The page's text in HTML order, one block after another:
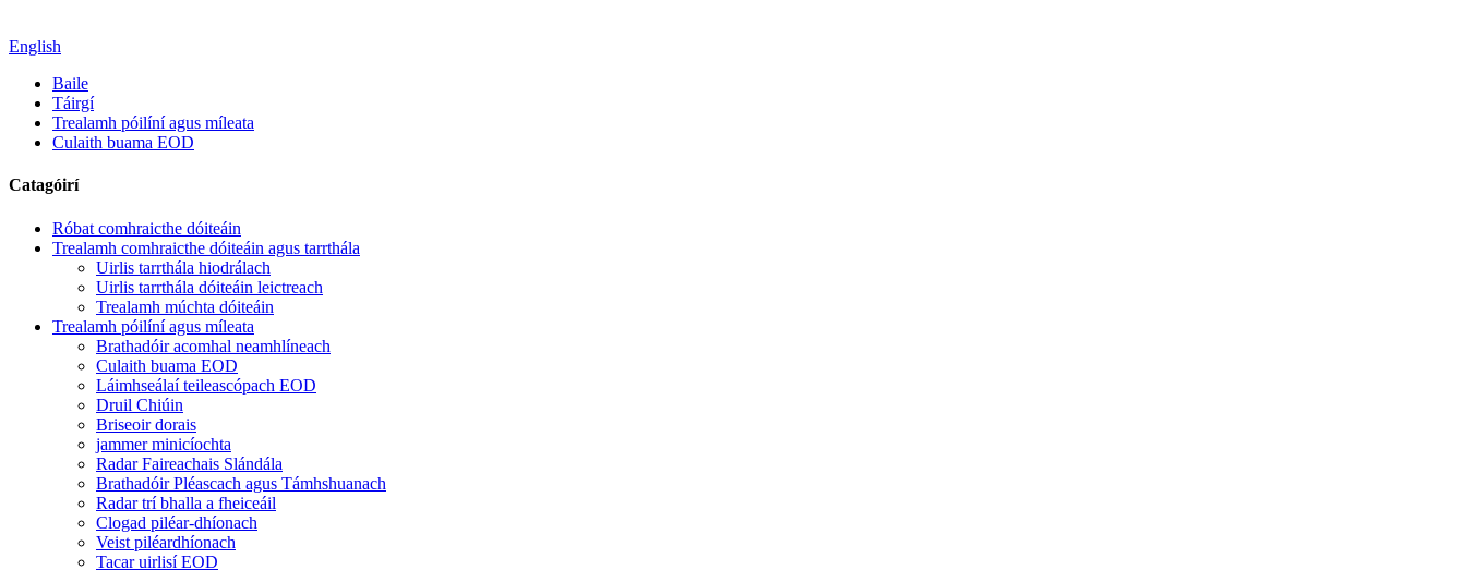
English
Baile
Táirgí
Trealamh póilíní agus míleata
Culaith buama EOD
Catagóirí
Róbat comhraicthe dóiteáin
Trealamh comhraicthe dóiteáin agus tarrthála
Uirlis tarrthála hiodrálach
Uirlis tarrthála dóiteáin leictreach
Trealamh múchta dóiteáin
Trealamh póilíní agus míleata
Brathadóir acomhal neamhlíneach
Culaith buama EOD
Láimhseálaí teileascópach EOD
Druil Chiúin
Briseoir dorais
jammer minicíochta
Radar Faireachais Slándála
Brathadóir Pléascach agus Támhshuanach
Radar trí bhalla a fheiceáil
Clogad piléar-dhíonach
Veist piléardhíonach
Tacar uirlisí EOD